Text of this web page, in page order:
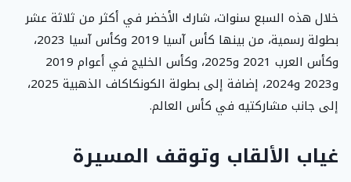
خلال هذه السبع سنوات، شارك الأخضر في أكثر من ثلاثة عشر
بطولة رسمية، من بينها كأس آسيا 2019 وكأس آسيا 2023،
وكأس العرب 2021 و2025، وكأس الخليج في أعوام 2019
و2023 و2024، إضافة إلى بطولة الكونكاكاف الذهبية 2025،
إلى جانب مشاركتيه في كأس العالم.
غياب الألقاب وتوقف المسيرة